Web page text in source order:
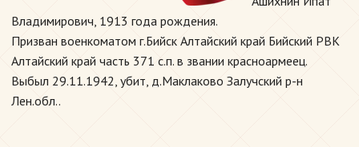
Владимирович, 1913 года рождения.
Призван военкоматом г.Бийск Алтайский край Бийский РВК
Алтайский край часть 371 с.п. в звании красноармеец.
Выбыл 29.11.1942, убит, д.Маклаково Залучский р-н
Лен.обл..